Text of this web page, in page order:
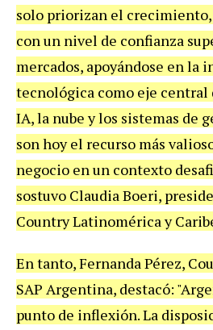
solo priorizan el
con un nivel de confianza
mercados, apoyándose en la
tecnológica como eje central
IA, la nube y los sistemas de
son hoy el recurso más
negocio en un contexto
sostuvo Claudia Boeri,
Country Latinomérica y
En tanto, Fernanda Pérez,
SAP Argentina, destacó:
punto de inflexión. La